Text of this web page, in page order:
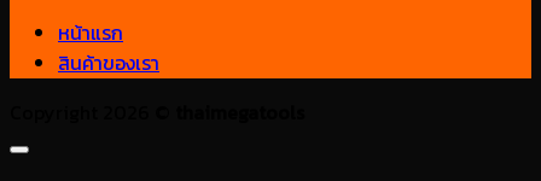
หน้าแรก
สินค้าของเรา